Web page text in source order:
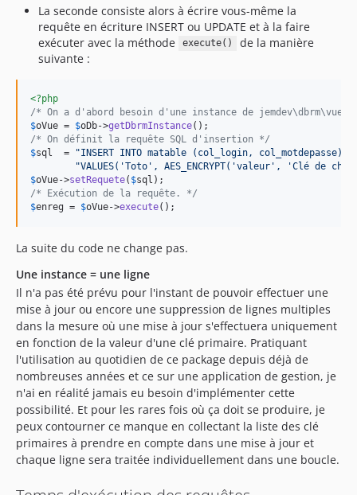
La seconde consiste alors à écrire vous-même la
requête en écriture INSERT ou UPDATE et à la faire
exécuter avec la méthode
execute()
de la manière
suivante :
<?php
/* On a d'abord besoin d'une instance de jemdev\dbrm\vue
$oVue = $oDb->getDbrmInstance
/* On définit la requête SQL d'insertion */
$sql
  =
"INSERT INTO matable (col_login, col_motdepasse)
"VALUES('Toto', AES_ENCRYPT('valeur', 'Clé de
$oVue->setRequete( $sql
/* Exécution de la requête. */
$enreg = $oVue->execute();
La suite du code ne change pas.
Une instance = une ligne
Il n'a pas été prévu pour l'instant de pouvoir effectuer une
mise à jour ou encore une suppression de lignes multiples
dans la mesure où une mise à jour s'effectuera uniquement
en fonction de la valeur d'une clé primaire. Pratiquant
l'utilisation au quotidien de ce package depuis déjà de
nombreuses années et ce sur une application de gestion, je
n'ai en réalité jamais eu besoin d'implémenter cette
possibilité. Et pour les rares fois où ça doit se produire, je
peux contourner ce manque en collectant la liste des clé
primaires à prendre en compte dans une mise à jour et
chaque ligne sera traitée individuellement dans une boucle.